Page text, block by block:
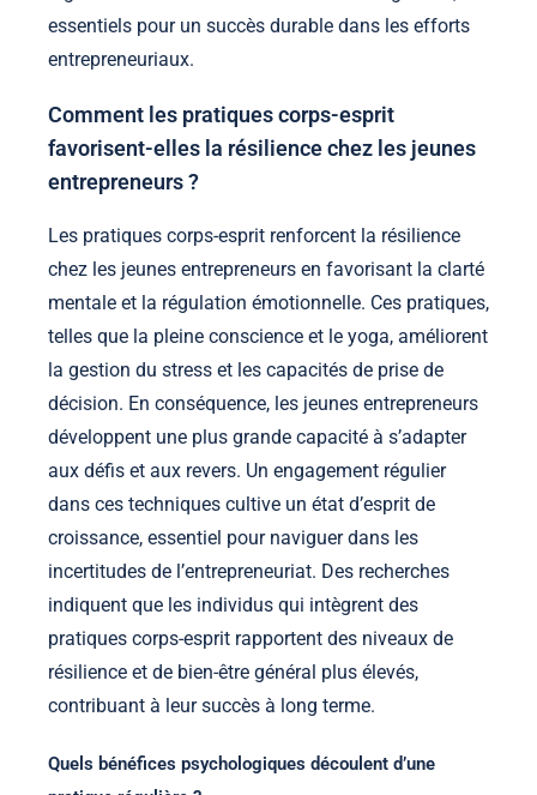
essentiels pour un succès durable dans les efforts
entrepreneuriaux.
Comment les pratiques corps-esprit
favorisent-elles la résilience chez les jeunes
entrepreneurs ?
Les pratiques corps-esprit renforcent la résilience
chez les jeunes entrepreneurs en favorisant la clarté
mentale et la régulation émotionnelle. Ces pratiques,
telles que la pleine conscience et le yoga, améliorent
la gestion du stress et les capacités de prise de
décision. En conséquence, les jeunes entrepreneurs
développent une plus grande capacité à s’adapter
aux défis et aux revers. Un engagement régulier
dans ces techniques cultive un état d’esprit de
croissance, essentiel pour naviguer dans les
incertitudes de l’entrepreneuriat. Des recherches
indiquent que les individus qui intègrent des
pratiques corps-esprit rapportent des niveaux de
résilience et de bien-être général plus élevés,
contribuant à leur succès à long terme.
Quels bénéfices psychologiques découlent d’une